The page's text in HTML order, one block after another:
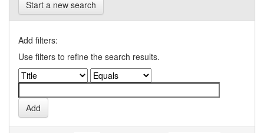
Start a new search
Add filters:
Use filters to refine the search results.